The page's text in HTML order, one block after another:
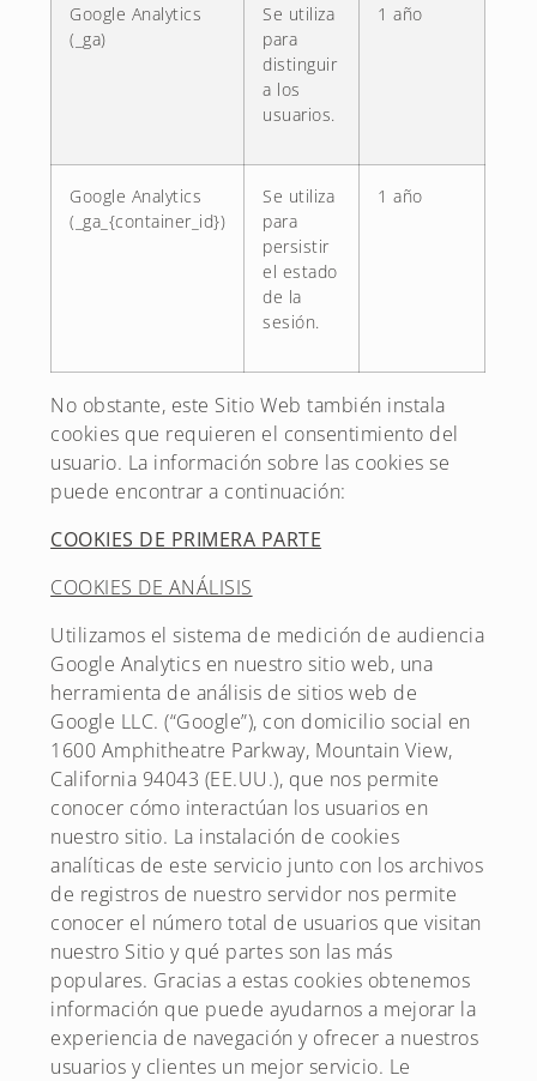
Google Analytics
(_ga)
Se utiliza
para
distinguir
a los
usuarios.
1 año
Google Analytics
(_ga_{container_id})
Se utiliza
para
persistir
el estado
de la
sesión.
1 año
No obstante, este Sitio Web también instala
cookies que requieren el consentimiento del
usuario. La información sobre las cookies se
puede encontrar a continuación:
COOKIES DE PRIMERA PARTE
COOKIES DE ANÁLISIS
Utilizamos el sistema de medición de audiencia
Google Analytics en nuestro sitio web, una
herramienta de análisis de sitios web de
Google LLC. (“Google”), con domicilio social en
1600 Amphitheatre Parkway, Mountain View,
California 94043 (EE.UU.), que nos permite
conocer cómo interactúan los usuarios en
nuestro sitio. La instalación de cookies
analíticas de este servicio junto con los archivos
de registros de nuestro servidor nos permite
conocer el número total de usuarios que visitan
nuestro Sitio y qué partes son las más
populares. Gracias a estas cookies obtenemos
información que puede ayudarnos a mejorar la
experiencia de navegación y ofrecer a nuestros
usuarios y clientes un mejor servicio. Le